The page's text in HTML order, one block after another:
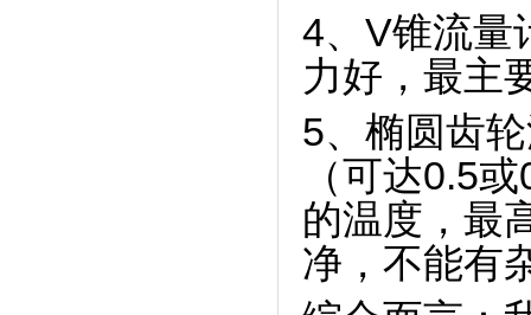
4、V锥流量
力好，最主
5、椭圆齿
（可达0.5
的温度，最
净，不能有